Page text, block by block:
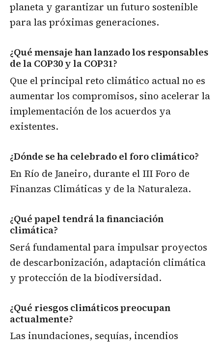
planeta y garantizar un futuro sostenible
para las próximas generaciones.
¿Qué mensaje han lanzado los responsables
de la COP30 y la COP31?
Que el principal reto climático actual no es
aumentar los compromisos, sino acelerar la
implementación de los acuerdos ya
existentes.
¿Dónde se ha celebrado el foro climático?
En Río de Janeiro, durante el III Foro de
Finanzas Climáticas y de la Naturaleza.
¿Qué papel tendrá la financiación
climática?
Será fundamental para impulsar proyectos
de descarbonización, adaptación climática
y protección de la biodiversidad.
¿Qué riesgos climáticos preocupan
actualmente?
Las inundaciones, sequías, incendios